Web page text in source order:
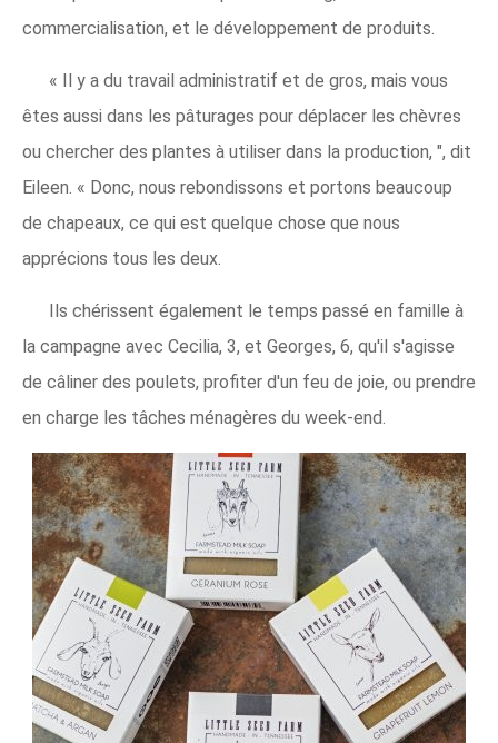
commercialisation, et le développement de produits.
« Il y a du travail administratif et de gros, mais vous
êtes aussi dans les pâturages pour déplacer les chèvres
ou chercher des plantes à utiliser dans la production, ", dit
Eileen. « Donc, nous rebondissons et portons beaucoup
de chapeaux, ce qui est quelque chose que nous
apprécions tous les deux.
Ils chérissent également le temps passé en famille à
la campagne avec Cecilia, 3, et Georges, 6, qu'il s'agisse
de câliner des poulets, profiter d'un feu de joie, ou prendre
en charge les tâches ménagères du week-end.